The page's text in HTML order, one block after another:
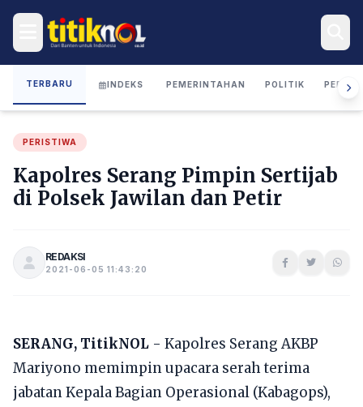
TERBARU INDEKS PEMERINTAHAN POLITIK
PERISTIWA
Kapolres Serang Pimpin Sertijab
di Polsek Jawilan dan Petir
REDAKSI
2021-06-05 11:43:20
SERANG, TitikNOL - Kapolres Serang AKBP
Mariyono memimpin upacara serah terima
jabatan Kepala Bagian Operasional (Kabagops),